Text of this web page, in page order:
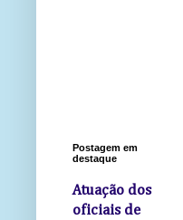
Postagem em
destaque
Atuação dos
oficiais de